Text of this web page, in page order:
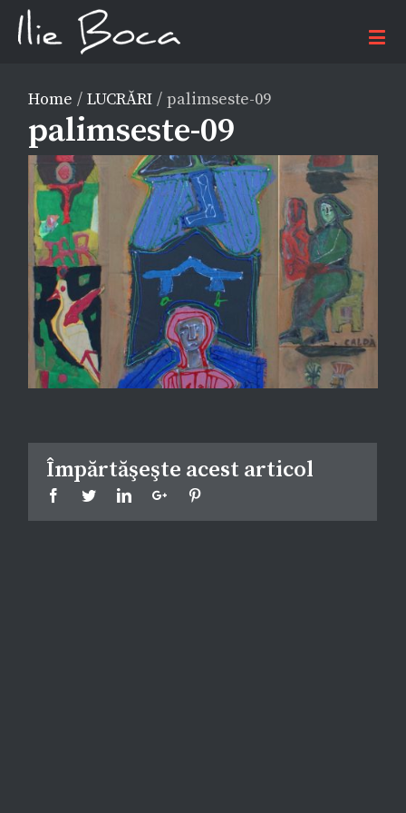
Home / LUCRĂRI / palimseste-09
palimseste-09
Împărtăşeşte acest articol
FacebookTwitterLinkedinGoogle+